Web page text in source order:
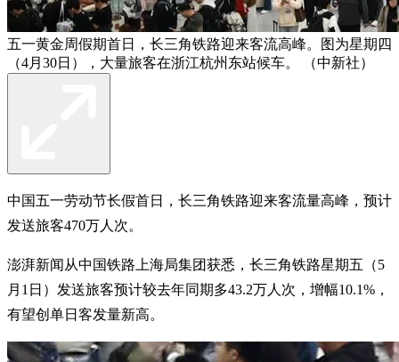
五一黄金周假期首日，长三角铁路迎来客流高峰。图为星期四
（4月30日），大量旅客在浙江杭州东站候车。 （中新社）
中国五一劳动节长假首日，长三角铁路迎来客流量高峰，预计
发送旅客470万人次。
澎湃新闻从中国铁路上海局集团获悉，长三角铁路星期五（5
月1日）发送旅客预计较去年同期多43.2万人次，增幅10.1%，
有望创单日客发量新高。